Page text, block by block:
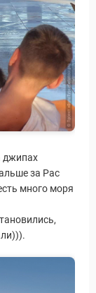
джипах
за Рас
много моря